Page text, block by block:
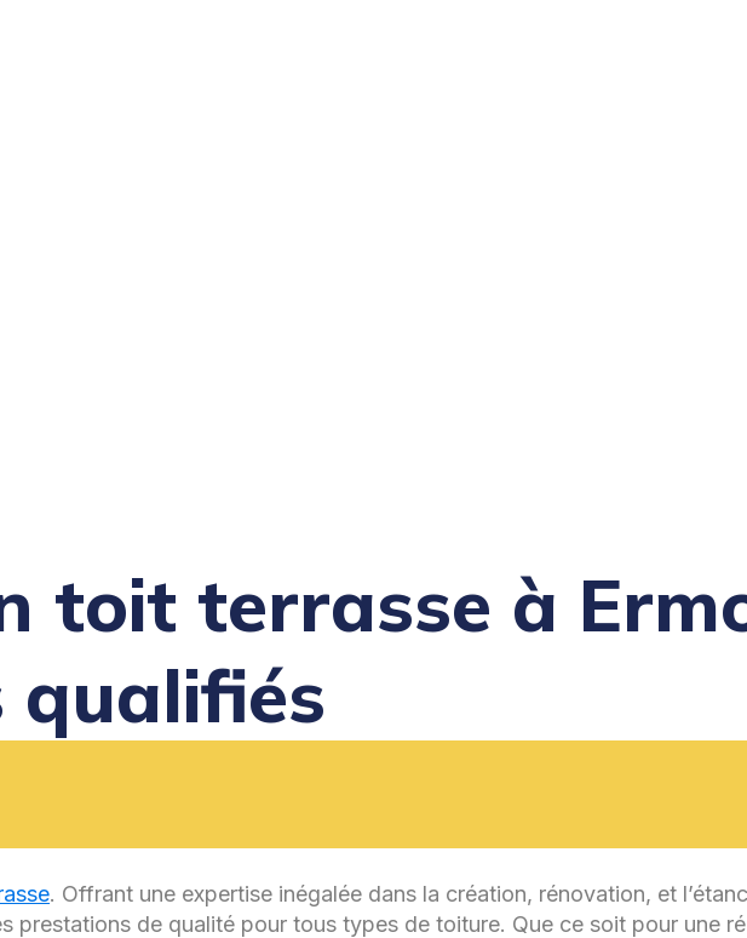
toit terrasse à
qualifiés
. Offrant une expertise inégalée dans la création, rénovation, et
prestations de qualité pour tous types de toiture. Que ce soit pour une